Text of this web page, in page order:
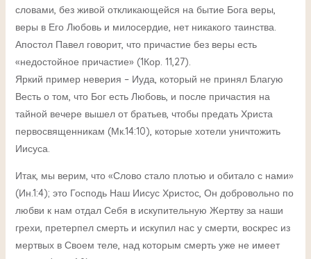
словами, без живой откликающейся на бытие Бога веры,
веры в Его Любовь и милосердие, нет никакого таинства.
Апостол Павел говорит, что причастие без веры есть
«недостойное причастие» (1Кор. 11,27).
Яркий пример неверия – Иуда, который не принял Благую
Весть о том, что Бог есть Любовь, и после причастия на
тайной вечере вышел от братьев, чтобы предать Христа
первосвященникам (Мк.14:10), которые хотели уничтожить
Иисуса.
Итак, мы верим, что «Слово стало плотью и обитало с нами»
(Ин.1:4); это Господь Наш Иисус Христос, Он добровольно по
любви к нам отдал Себя в искупительную Жертву за наши
грехи, претерпел смерть и искупил нас у смерти, воскрес из
мертвых в Своем теле, над которым смерть уже не имеет